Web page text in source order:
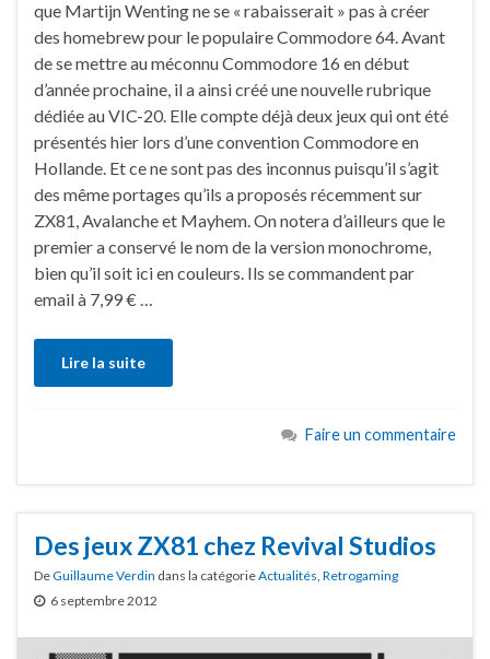
que Martijn Wenting ne se « rabaisserait » pas à créer
des homebrew pour le populaire Commodore 64. Avant
de se mettre au méconnu Commodore 16 en début
d’année prochaine, il a ainsi créé une nouvelle rubrique
dédiée au VIC-20. Elle compte déjà deux jeux qui ont été
présentés hier lors d’une convention Commodore en
Hollande. Et ce ne sont pas des inconnus puisqu’il s’agit
des même portages qu’ils a proposés récemment sur
ZX81, Avalanche et Mayhem. On notera d’ailleurs que le
premier a conservé le nom de la version monochrome,
bien qu’il soit ici en couleurs. Ils se commandent par
email à 7,99 € …
Lire la suite
Faire un commentaire
Des jeux ZX81 chez Revival Studios
DeGuillaume Verdin dans la catégorieActualités Retrogaming
6 septembre 2012